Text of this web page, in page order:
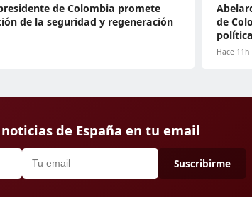
de Colombia promete
de la seguridad y regeneración
de
política
Hace 11h
de España en tu email
Suscribirme